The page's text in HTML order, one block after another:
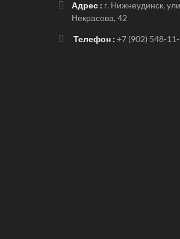
Адрес : г. Нижнеудинск,
Некрасова, 42
Телефон : +7 (902) 548-